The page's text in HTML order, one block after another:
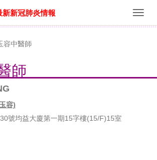
新新冠肺炎情報
容中醫師
師
容)
號均益大廈第一期15字樓(15/F)15室